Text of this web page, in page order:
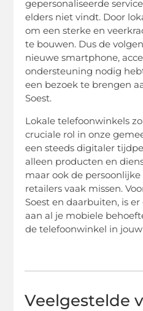
gepersonaliseerde
elders niet vindt. Door
om een sterke en
te bouwen. Dus de
nieuwe smartphone,
ondersteuning nodig
een bezoek te brengen
Soest.
Lokale telefoonwinkels
cruciale rol in onze
een steeds digitaler
alleen producten en
maar ook de
retailers vaak missen.
Soest en daarbuiten, is
aan al je mobiele
de telefoonwinkel in
Veelgestelde